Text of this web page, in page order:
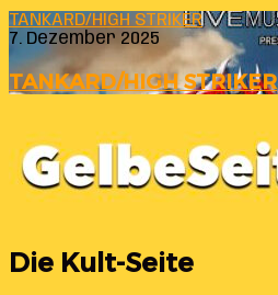
TANKARD/HIGH STRIKER
7. Dezember 2025
TANKARD/HIGH STRIKER
Die Kult-Seite